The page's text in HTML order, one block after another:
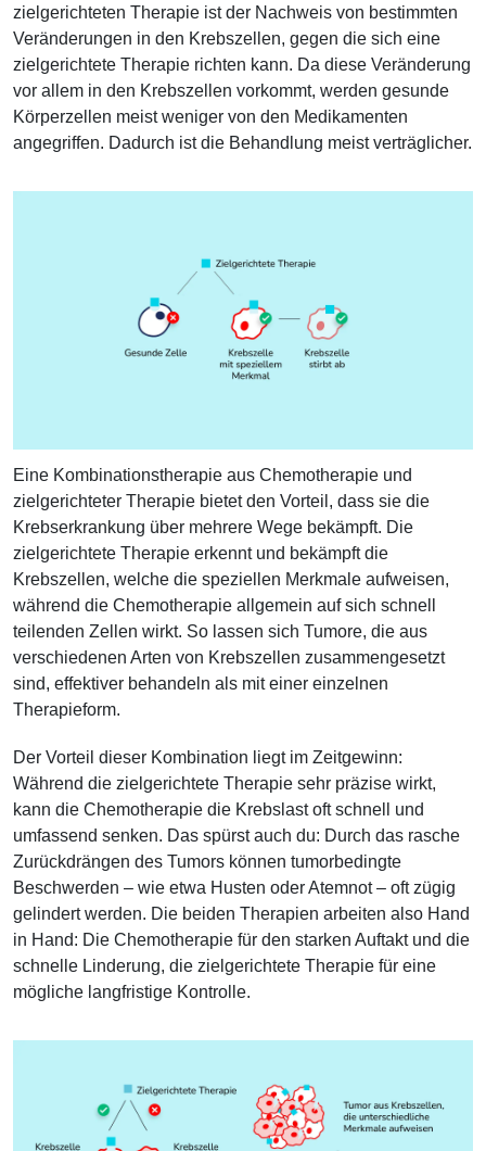
zielgerichteten Therapie ist der Nachweis von bestimmten
Veränderungen in den Krebszellen, gegen die sich eine
zielgerichtete Therapie richten kann. Da diese Veränderung
vor allem in den Krebszellen vorkommt, werden gesunde
Körperzellen meist weniger von den Medikamenten
angegriffen. Dadurch ist die Behandlung meist verträglicher.
Eine Kombinationstherapie aus Chemotherapie und
zielgerichteter Therapie bietet den Vorteil, dass sie die
Krebserkrankung über mehrere Wege bekämpft. Die
zielgerichtete Therapie erkennt und bekämpft die
Krebszellen, welche die speziellen Merkmale aufweisen,
während die Chemotherapie allgemein auf sich schnell
teilenden Zellen wirkt. So lassen sich Tumore, die aus
verschiedenen Arten von Krebszellen zusammengesetzt
sind, effektiver behandeln als mit einer einzelnen
Therapieform.
Der Vorteil dieser Kombination liegt im Zeitgewinn:
Während die zielgerichtete Therapie sehr präzise wirkt,
kann die Chemotherapie die Krebslast oft schnell und
umfassend senken. Das spürst auch du: Durch das rasche
Zurückdrängen des Tumors können tumorbedingte
Beschwerden – wie etwa Husten oder Atemnot – oft zügig
gelindert werden. Die beiden Therapien arbeiten also Hand
in Hand: Die Chemotherapie für den starken Auftakt und die
schnelle Linderung, die zielgerichtete Therapie für eine
mögliche langfristige Kontrolle.